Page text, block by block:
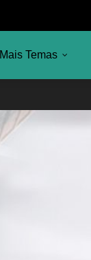
Mais Temas